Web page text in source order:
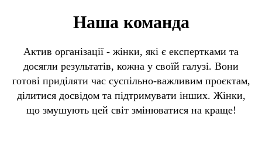
Наша команда
Актив організації - жінки, які є експертками та
досягли результатів, кожна у своїй галузі. Вони
готові приділяти час суспільно-важливим проєктам,
ділитися досвідом та підтримувати інших. Жінки,
що змушують цей світ змінюватися на краще!